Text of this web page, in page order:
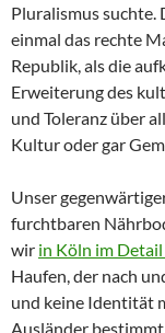
Pluralismus suchte.
einmal das rechte
Republik, als die
Erweiterung des
und Toleranz über
Kultur oder gar
Unser
furchtbaren
wir in Köln im
Haufen, der nach
und keine Identität
Ausländer